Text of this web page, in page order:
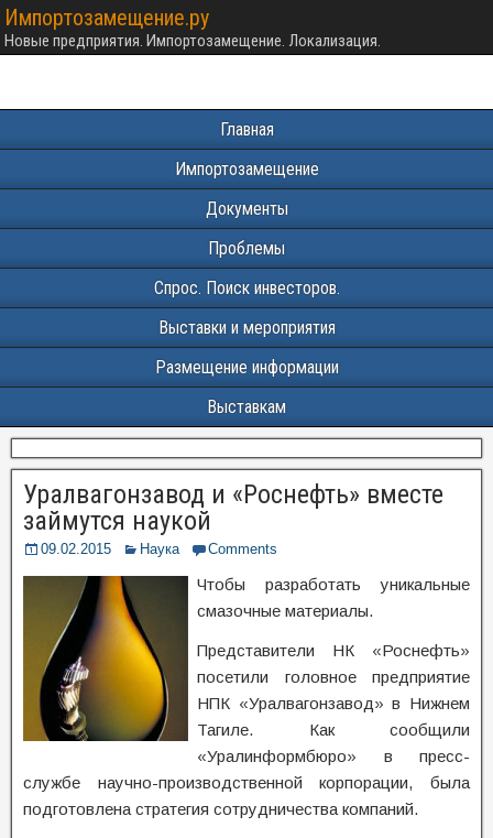
Импортозамещение.ру
Новые предприятия. Импортозамещение. Локализация.
Главная
Импортозамещение
Документы
Проблемы
Спрос. Поиск инвесторов.
Выставки и мероприятия
Размещение информации
Выставкам
Уралвагонзавод и «Роснефть» вместе
займутся наукой
09.02.2015 Наука Comments
Чтобы разработать уникальные
смазочные материалы.
Представители НК «Роснефть»
посетили головное предприятие
НПК «Уралвагонзавод» в Нижнем
Тагиле. Как сообщили
«Уралинформбюро» в пресс-
службе научно-производственной корпорации, была
подготовлена стратегия сотрудничества компаний.